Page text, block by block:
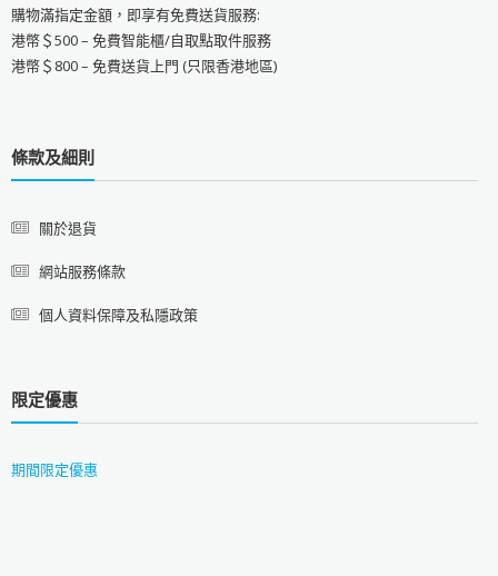
購物滿指定金額，即享有免費送貨服務:
港幣＄500 – 免費智能櫃/自取點取件服務
港幣＄800 – 免費送貨上門 (只限香港地區)
條款及細則
關於退貨
網站服務條款
個人資料保障及私隱政策
限定優惠
期間限定優惠